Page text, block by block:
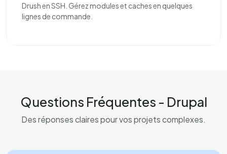
Drush en SSH. Gérez modules et caches en quelques
lignes de commande.
Questions Fréquentes - Drupal
Des réponses claires pour vos projets complexes.